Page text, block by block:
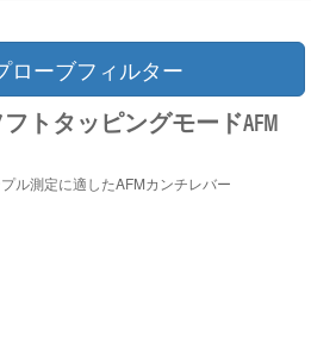
ローブフィルター
トタッピングモードAFM
ル測定に適したAFMカンチレバー